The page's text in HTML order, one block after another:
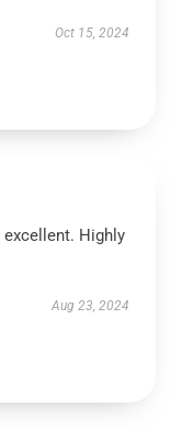
Oct 15, 2024
Highly
Aug 23, 2024